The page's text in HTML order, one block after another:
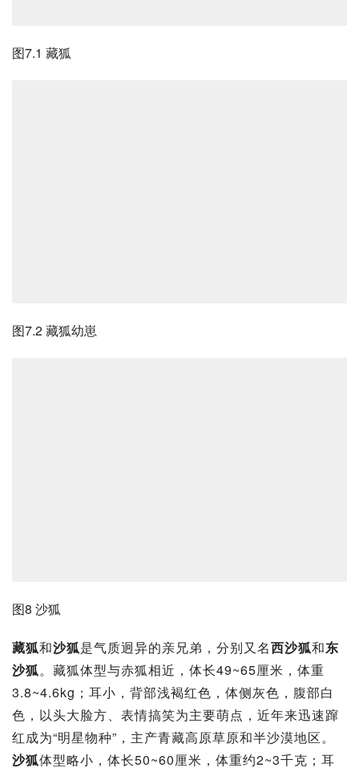
图7.1 藏狐
图7.2 藏狐幼崽
图8 沙狐
藏狐和沙狐是气质迥异的亲兄弟，分别又名西沙狐和东
沙狐。藏狐体型与赤狐相近，体长49~65厘米，体重
3.8~4.6kg；耳小，背部浅褐红色，体侧灰色，腹部白
色，以头大脸方、表情搞笑为主要萌点，近年来迅速蹿
红成为“明星物种”，主产青藏高原草原和半沙漠地区。
沙狐体型略小，体长50~60厘米，体重约2~3千克；耳